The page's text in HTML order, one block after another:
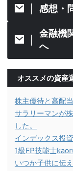
感想・
金融機
へ
オススメの資産
株主優待と高配
サラリーマンが
した。
インデックス投
1級FP技能士
いつか子供に伝